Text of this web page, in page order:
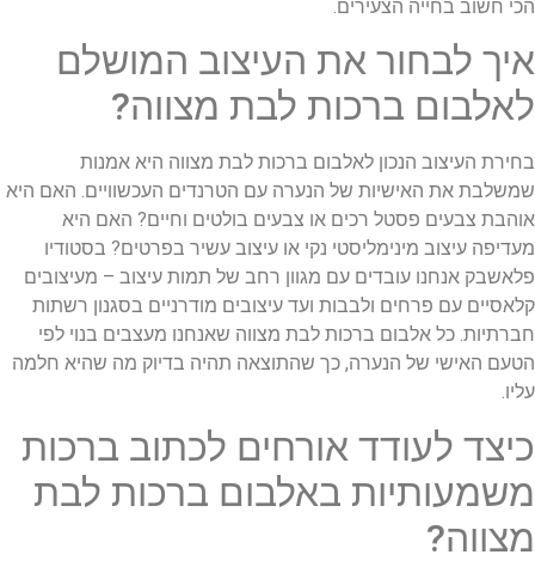
הכי חשוב בחייה הצעירים.
איך לבחור את העיצוב המושלם
לאלבום ברכות לבת מצווה?
בחירת העיצוב הנכון לאלבום ברכות לבת מצווה היא אמנות
שמשלבת את האישיות של הנערה עם הטרנדים העכשוויים. האם היא
אוהבת צבעים פסטל רכים או צבעים בולטים וחיים? האם היא
מעדיפה עיצוב מינימליסטי נקי או עיצוב עשיר בפרטים? בסטודיו
פלאשבק אנחנו עובדים עם מגוון רחב של תמות עיצוב – מעיצובים
קלאסיים עם פרחים ולבבות ועד עיצובים מודרניים בסגנון רשתות
חברתיות. כל אלבום ברכות לבת מצווה שאנחנו מעצבים בנוי לפי
הטעם האישי של הנערה, כך שהתוצאה תהיה בדיוק מה שהיא חלמה
עליו.
כיצד לעודד אורחים לכתוב ברכות
משמעותיות באלבום ברכות לבת
מצווה?